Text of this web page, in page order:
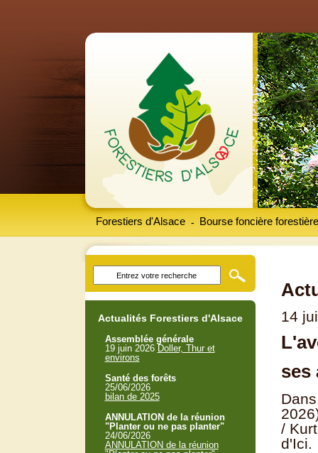
Forestiers d'Alsace Bourse foncière forestière
-
14
ses
/
d'Ici.
Actualités Forestiers d'Alsace
Assemblée générale
19 juin 2026 Doller, Thur et
environs
Santé des forêts
25/06/2026
bilan de 2025
ANNULATION de la réunion
"Planter ou ne pas planter"
24/06/2026
ANNULATION de la réunion